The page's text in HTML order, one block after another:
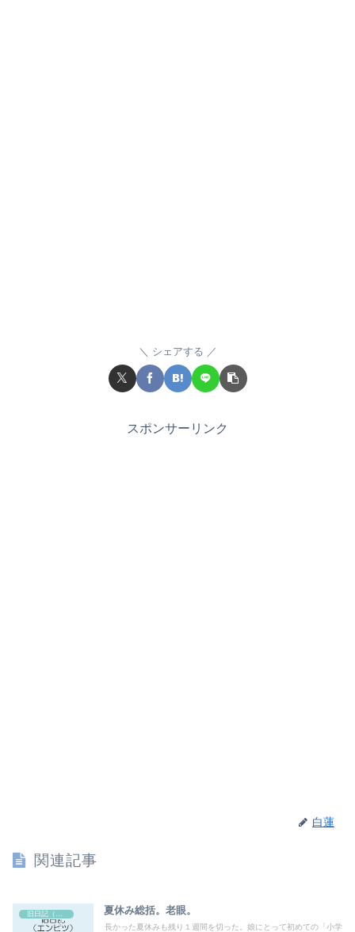
シェアする
スポンサーリンク
白蓮
関連記事
旧日記（エンピツ） 夏休み総括。老眼。
長かった夏休みも残り１週間を切った。娘にとって初めての「小学